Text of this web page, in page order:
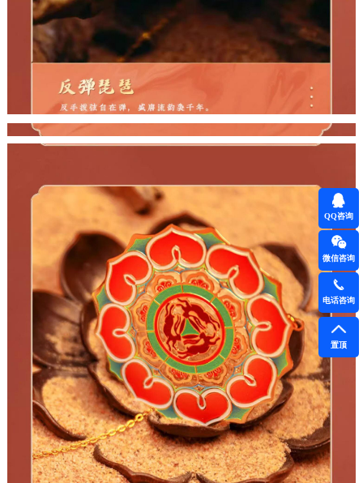
QQ咨询
微信咨询
电话咨询
置顶